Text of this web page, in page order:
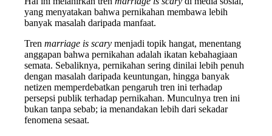
yang menyatakan bahwa pernikahan membawa lebih
banyak masalah daripada manfaat.
Trenmarriage is scary menjadi topik hangat, menentang
anggapan bahwa pernikahan adalah ikatan kebahagiaan
semata. Sebaliknya, pernikahan sering dinilai lebih penuh
dengan masalah daripada keuntungan, hingga banyak
netizen memperdebatkan pengaruh tren ini terhadap
persepsi publik terhadap pernikahan. Munculnya tren ini
bukan tanpa sebab; ia menandakan lebih dari sekadar
fenomena sesaat.